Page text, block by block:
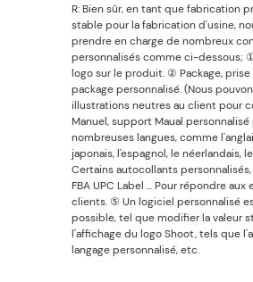
R: Bien sûr, en tant que fabrication
stable pour la fabrication d'usine,
prendre en charge de nombreux
personnalisés comme ci-dessous;
logo sur le produit. ② Package, prise
package personnalisé. (Nous
illustrations neutres au client pour
Manuel, support Maual
nombreuses langues, comme
japonais, l'espagnol, le néerlandais,
Certains autocollants
FBA UPC Label ... Pour répondre
clients. ⑤ Un logiciel personnalisé
possible, tel que modifier la valeur
l'affichage du logo Shoot, tels que
langage personnalisé, etc.